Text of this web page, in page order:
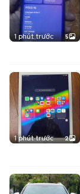
1 phút trước 5
1 phút trước 2